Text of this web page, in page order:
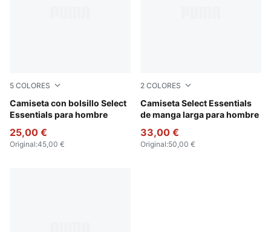
5 COLORES
Camiseta con bolsillo Select
Essentials para hombre
Puma White
25,00 €
Original:45,00 €
2 COLORES
Camiseta Select Essentials
de manga larga para hombre
Puma White
33,00 €
Original:50,00 €